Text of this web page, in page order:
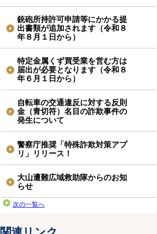
銃砲所持許可申請等にかかる提
出書類が追加されます（令和８
年８月１日から）
特定金属くず買受業を営む方は
届出が必要となります（令和８
年６月１日から）
自転車の交通違反に対する反則
金（青切符）名目の詐欺事件の
発生について
警察庁推奨「特殊詐欺対策アプ
リ」リリース！
大山遭難広域救助隊からのお知
らせ
次の一覧へ